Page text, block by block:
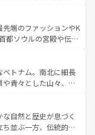
。
、サーフィンやダイ
好きにはたまらな
分に味わいつくそ
部など、都市の喧騒
る人に新しい発見と
い台湾の食文化も魅
ラエティ豊かな料理
は コンテンツ一覧を参
端のファッションやK
都ソウルの宮殿や伝統
然美を楽しむことが
のストリートフード
る。夜には、韓国な
魅力を心ゆくまで味
新着の韓国情報はコンテンツ一
トナム。南北に細長
青々とした山々、世
イの古い町並みやホ
も、独特の雰囲気を
豊かさとおいしさで
自然と歴史が息づく
並ぶ一方、伝統的な